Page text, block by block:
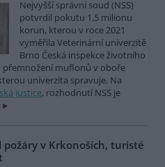
Nejvyšší správní soud (NSS)
potvrdil pokutu 1,5 milionu
korun, kterou v roce 2021
vyměřila Veterinární univerzitě
Brno Česká inspekce životního
přemnožení muflonů v oboře
univerzita spravuje. Na
justice, rozhodnutí NSS je
požáry v Krkonoších, turisté